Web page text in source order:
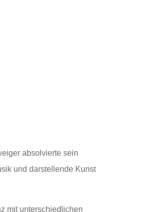
absolvierte sein
und darstellende Kunst
mit unterschiedlichen